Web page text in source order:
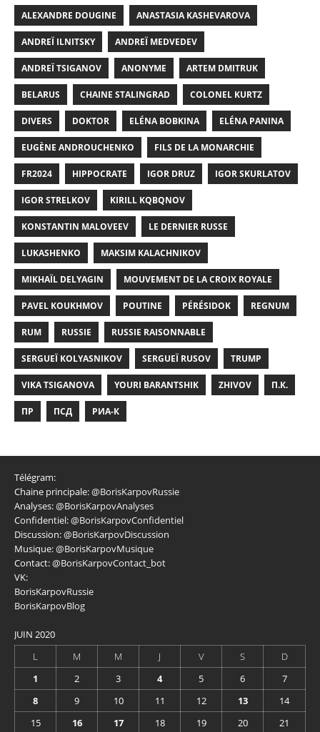
ALEXANDRE DOUGINE ANASTASIA KASHEVAROVA
ANDREÏ ILNITSKY ANDREÏ MEDVEDEV
ANDREÏ TSIGANOV ANONYME ARTEM DMITRUK
BELARUS CHAINE STALINGRAD COLONEL KURTZ
DIVERS DOKTOR ELÉNA BOBKINA ELÉNA PANINA
EUGÈNE ANDROUCHENKO FILS DE LA MONARCHIE
FR2024 HIPPOCRATE IGOR DRUZ IGOR SKURLATOV
IGOR STRELKOV KIRILL KQBQNOV
KONSTANTIN MALOVEEV LE DERNIER RUSSE
LUKASHENKO MAKSIM KALACHNIKOV
MIKHAÏL DELYAGIN MOUVEMENT DE LA CROIX ROYALE
PAVEL KOUKHMOV POUTINE PÉRÉSIDOK REGNUM
RUM RUSSIE RUSSIE RAISONNABLE
SERGUEÏ KOLYASNIKOV SERGUEÏ RUSOV TRUMP
VIKA TSIGANOVA YOURI BARANTSHIK ZHIVOV П.К.
ПР ПСД РИА-К
Télégram:
Chaine principale:@BorisKarpovRussie
Analyses:@BorisKarpovAnalyses
Confidentiel:@BorisKarpovConfidentiel
Discussion:@BorisKarpovDiscussion
Musique:@BorisKarpovMusique
Contact:@BorisKarpovContact_bot
VK:
BorisKarpovRussie
BorisKarpovBlog
JUIN 2020
L
M M J V S
D
1
2 3 4 5 6
7
8
9 10 11 12 13
14
15
16 17 18 19 20
21